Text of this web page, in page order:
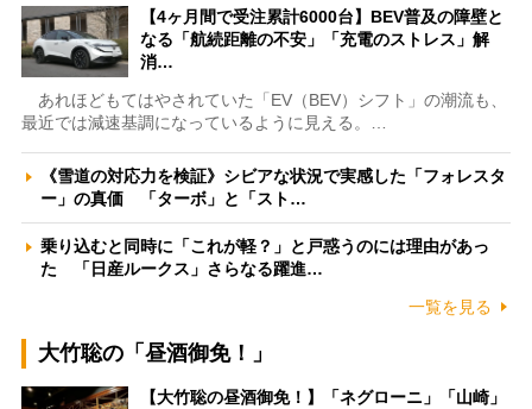
【4ヶ月間で受注累計6000台】BEV普及の障壁と
なる「航続距離の不安」「充電のストレス」解
消…
あれほどもてはやされていた「EV（BEV）シフト」の潮流も、
最近では減速基調になっているように見える。…
《雪道の対応力を検証》シビアな状況で実感した「フォレスタ
ー」の真価 「ターボ」と「スト…
乗り込むと同時に「これが軽？」と戸惑うのには理由があっ
た 「日産ルークス」さらなる躍進…
一覧を見る
大竹聡の「昼酒御免！」
【大竹聡の昼酒御免！】「ネグローニ」「山崎」